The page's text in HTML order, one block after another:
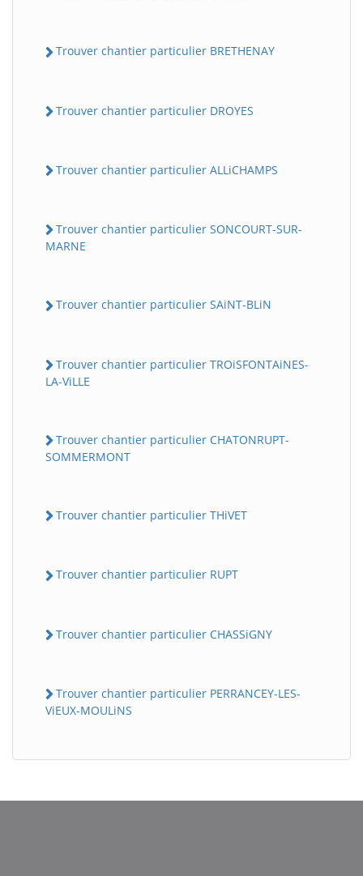
Trouver chantier particulier BRETHENAY
Trouver chantier particulier DROYES
Trouver chantier particulier ALLiCHAMPS
Trouver chantier particulier SONCOURT-SUR-
MARNE
Trouver chantier particulier SAiNT-BLiN
Trouver chantier particulier TROiSFONTAiNES-
LA-ViLLE
Trouver chantier particulier CHATONRUPT-
SOMMERMONT
Trouver chantier particulier THiVET
Trouver chantier particulier RUPT
Trouver chantier particulier CHASSiGNY
Trouver chantier particulier PERRANCEY-LES-
ViEUX-MOULiNS
BatiWebPro